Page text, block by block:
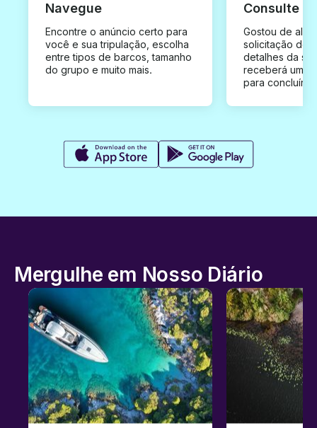
Navegue
Encontre o anúncio certo para
você e sua tripulação, escolha
entre tipos de barcos, tamanho
do grupo e muito mais.
Consulte e
Gostou de
solicitação de
detalhes da
receberá uma
para concluír a
Mergulhe em Nosso Diário